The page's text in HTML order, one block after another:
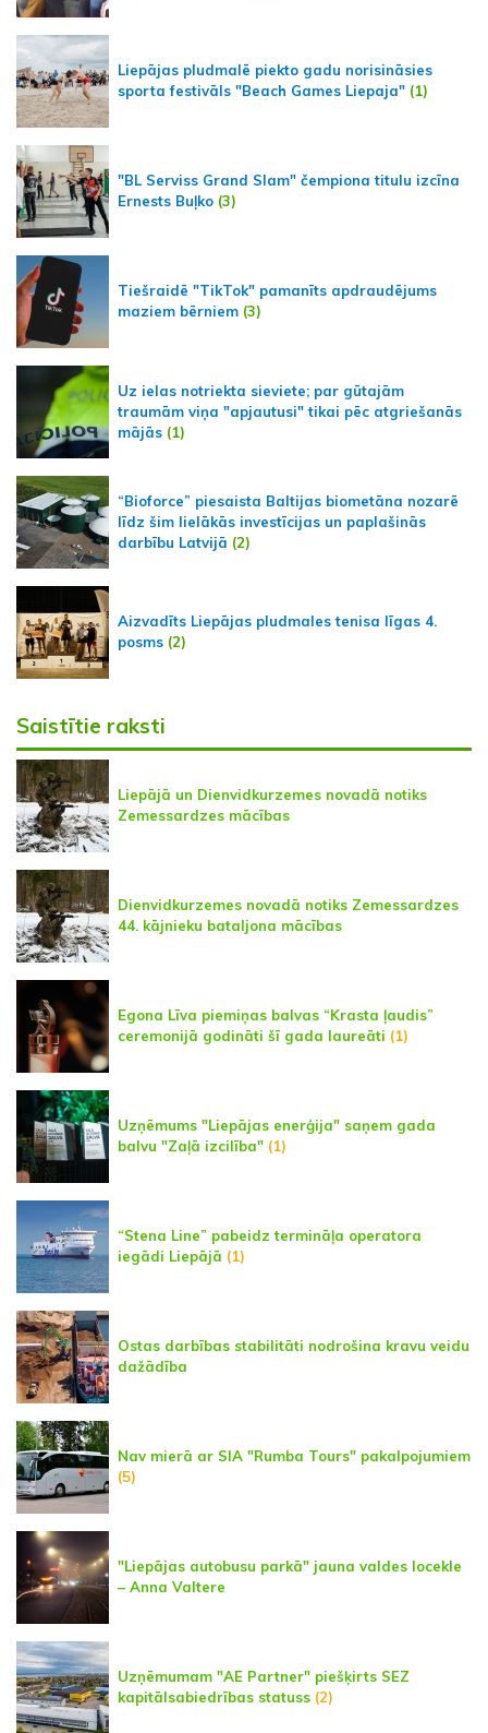
Liepājas pludmalē piekto gadu norisināsies
sporta festivāls "Beach Games Liepaja" (1)
"BL Serviss Grand Slam" čempiona titulu izcīna
Ernests Buļko (3)
Tiešraidē "TikTok" pamanīts apdraudējums
maziem bērniem (3)
Uz ielas notriekta sieviete; par gūtajām
traumām viņa "apjautusi" tikai pēc atgriešanās
mājās (1)
“Bioforce” piesaista Baltijas biometāna nozarē
līdz šim lielākās investīcijas un paplašinās
darbību Latvijā (2)
Aizvadīts Liepājas pludmales tenisa līgas 4.
posms (2)
Saistītie raksti
Liepājā un Dienvidkurzemes novadā notiks
Zemessardzes mācības
Dienvidkurzemes novadā notiks Zemessardzes
44. kājnieku bataljona mācības
Egona Līva piemiņas balvas “Krasta ļaudis”
ceremonijā godināti šī gada laureāti (1)
Uzņēmums "Liepājas enerģija" saņem gada
balvu "Zaļā izcilība" (1)
“Stena Line” pabeidz termināļa operatora
iegādi Liepājā (1)
Ostas darbības stabilitāti nodrošina kravu veidu
dažādība
Nav mierā ar SIA "Rumba Tours" pakalpojumiem
(5)
"Liepājas autobusu parkā" jauna valdes locekle
– Anna Valtere
Uzņēmumam "AE Partner" piešķirts SEZ
kapitālsabiedrības statuss (2)